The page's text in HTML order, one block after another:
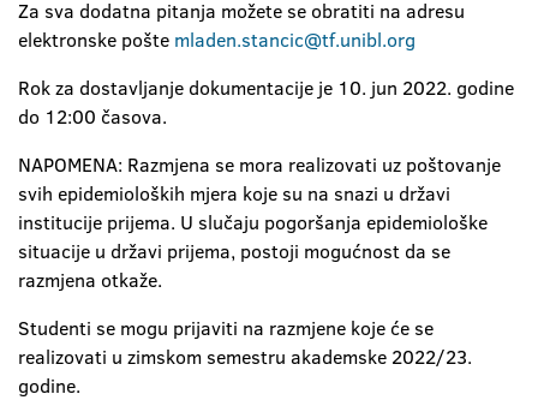
Za sva dodatna pitanja možete se obratiti na adresu
elektronske pošte mladen.stancic@tf.unibl.org
Rok za dostavljanje dokumentacije je 10. jun 2022. godine
do 12:00 časova.
NAPOMENA: Razmjena se mora realizovati uz poštovanje
svih epidemioloških mjera koje su na snazi u državi
institucije prijema. U slučaju pogoršanja epidemiološke
situacije u državi prijema, postoji mogućnost da se
razmjena otkaže.
Studenti se mogu prijaviti na razmjene koje će se
realizovati u zimskom semestru akademske 2022/23.
godine.